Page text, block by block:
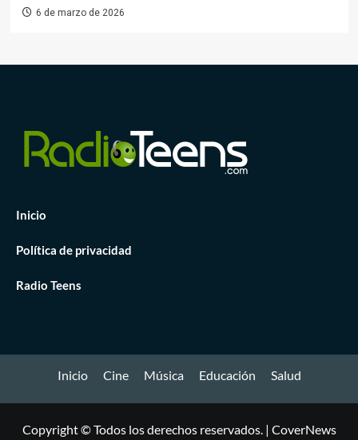
6 de marzo de 2026
Inicio
Política de privacidad
Radio Teens
Inicio Cine Música Educación Salud
Copyright © Todos los derechos reservados. | CoverNews